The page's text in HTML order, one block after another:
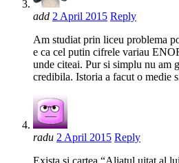
add 2 April 2015 Reply
Am studiat prin liceu problema
e ca cel putin cifrele variau
unde citeai. Pur si simplu nu am
credibila. Istoria a facut o medie
radu 2 April 2015 Reply